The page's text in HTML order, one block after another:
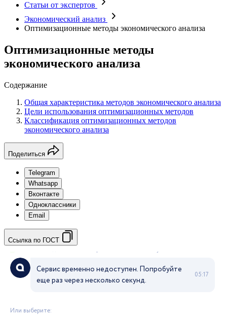
Статьи от экспертов
Экономический анализ
Оптимизационные методы экономического анализа
Оптимизационные методы
экономического анализа
Содержание
Общая характеристика методов экономического анализа
Цели использования оптимизационных методов
Классификация оптимизационных методов
экономического анализа
Поделиться
Telegram
Whatsapp
Вконтакте
Одноклассники
Email
Ссылка по ГОСТ